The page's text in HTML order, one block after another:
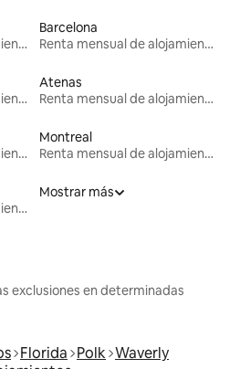
Renta mensual de alojamientos
Barcelona
Renta mensual de alojamientos
Renta mensual de alojamientos
Atenas
Renta mensual de alojamientos
Renta mensual de alojamientos
Montreal
Renta mensual de alojamientos
Renta mensual de alojamientos
Mostrar más
exclusiones en determinadas
Florida Polk Waverly